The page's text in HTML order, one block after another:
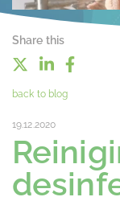
Share this
back to blog
19.12.2020